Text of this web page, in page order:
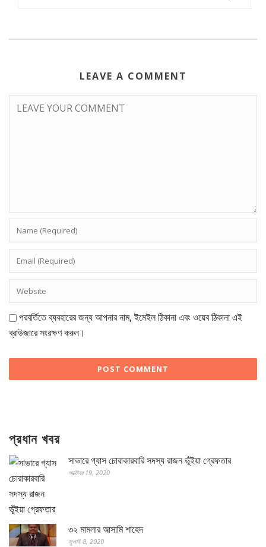
LEAVE A COMMENT
পরবর্তিতে ব্যবহারের জন্য আপনার নাম, ইমেইল ঠিকানা এবং ওয়েব ঠিকানা এই
ব্রাউজারে সংরক্ষণ করুন।
প্রধান খবর
সাভারে গ্যাস চোরাকারবারি সদস্য রাজন ভূঁইয়া গ্রেফতার
অক্টোবর 19, 2020
৩২ মামলার আসামি শাহেদ
জুলাই 8, 2020